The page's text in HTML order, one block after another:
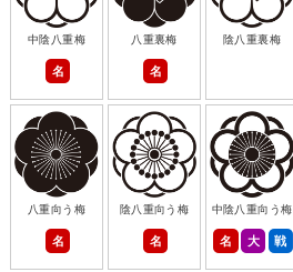
中陰八重梅
名
八重裏梅
名
陰八重裏梅
八重向う梅
名
陰八重向う梅
名
中陰八重向う梅
名 大 戦